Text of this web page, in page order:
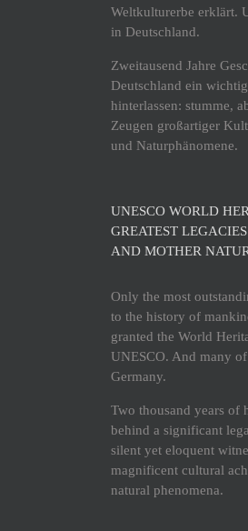
Weltkulturerbe erklärt.
in Deutschland.
Zweitausend Jahre
Deutschland ein
hinterlassen: stumme,
Zeugen großartiger
und Naturphänomene.
UNESCO WORLD
GREATEST
AND MOTHER
Only the most
to the history of
granted the World
UNESCO. And many
Germany.
Two thousand years of
behind a significant
silent yet eloquent
magnificent cultural
natural phenomena.